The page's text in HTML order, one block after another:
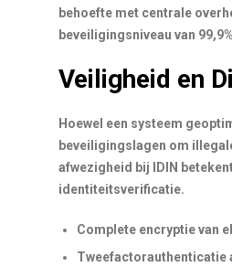
behoefte met centrale
beveiligingsniveau van
Veiligheid en
Hoewel een systeem
beveiligingslagen om
afwezigheid bij IDIN
identiteitsverificatie.
Complete encryptie van
Tweefactorauthenticatie